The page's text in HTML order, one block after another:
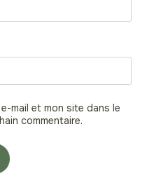
mail et mon site dans le
commentaire.